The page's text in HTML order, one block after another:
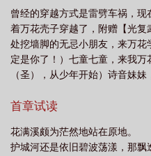
曾经的穿越方式是雷劈车祸，
着万花壳子穿越了，附赠【光复
处挖墙脚的无忌小朋友，来万
定是你了！）七童七童，来我
（圣），从少年开始）诗音妹
首章试读
花满溪颇为茫然地站在原地。
护城河还是依旧碧波荡漾，那飘